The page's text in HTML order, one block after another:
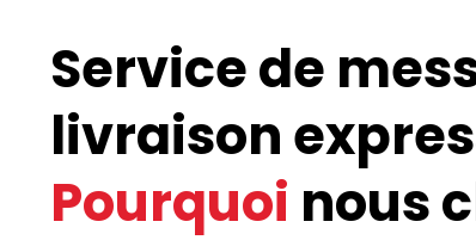
Service de
livraison
Pourquoi nous